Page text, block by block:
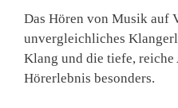
Das Hören von Musik auf
unvergleichliches
Klang und die tiefe, reiche
Hörerlebnis besonders.